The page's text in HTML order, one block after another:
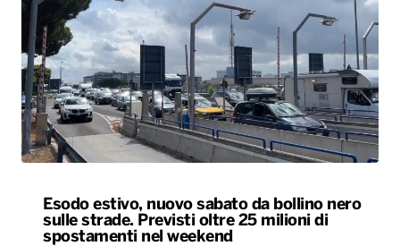
Esodo estivo, nuovo sabato da bollino nero
sulle strade. Previsti oltre 25 milioni di
spostamenti nel weekend